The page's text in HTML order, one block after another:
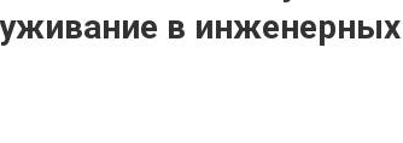
в инженерных